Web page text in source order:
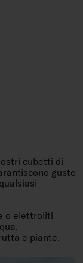
cubetti di
gusto
o elettroliti
e piante.